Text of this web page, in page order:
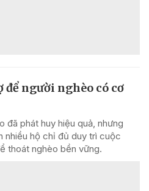
người nghèo có cơ
đã phát huy hiệu quả, nhưng
nhiều hộ chỉ đủ duy trì cuộc
thoát nghèo bền vững.